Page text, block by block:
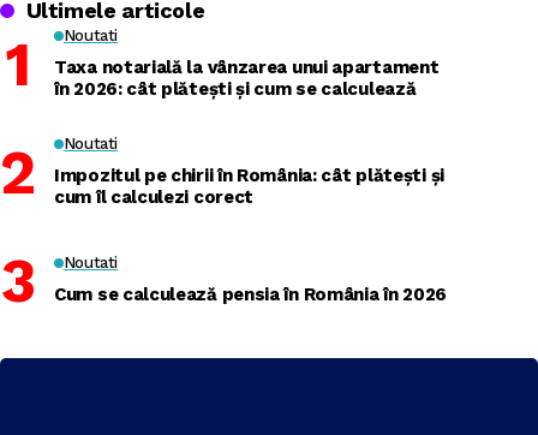
Ultimele articole
Noutati
Taxa notarială la vânzarea unui apartament
în 2026: cât plătești și cum se calculează
Noutati
Impozitul pe chirii în România: cât plătești și
cum îl calculezi corect
Noutati
Cum se calculează pensia în România în 2026